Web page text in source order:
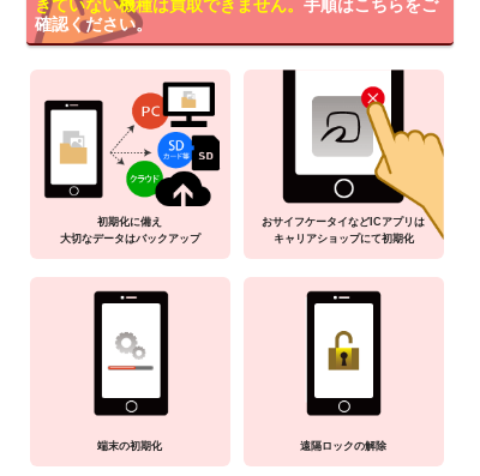
きていない機種は買取できません。 手順はこちらをご
確認ください。
初期化に備え
大切なデータはバックアップ
おサイフケータイなどICアプリは
キャリアショップにて初期化
端末の初期化 遠隔ロックの解除